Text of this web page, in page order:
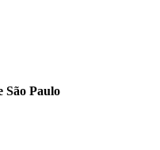
São Paulo